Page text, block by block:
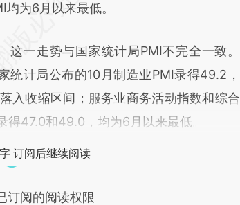
均为6月以来最低。
一走势与国家统计局PMI不完全一致。
统计局公布的10月制造业PMI录得49.2，
入收缩区间；服务业商务活动指数和综合
得47.0和49.0，均为6月以来最低。
订阅后继续阅读
订阅的阅读权限